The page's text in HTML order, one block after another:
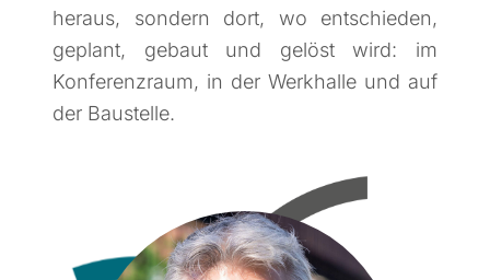
heraus, sondern dort, wo entschieden,
geplant, gebaut und gelöst wird: im
Konferenzraum, in der Werkhalle und auf
der Baustelle.